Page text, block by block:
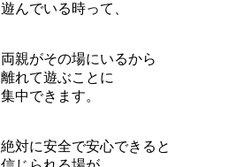
遊んでいる時って、
両親がその場にいるから
離れて遊ぶことに
集中できます。
絶対に安全で安心できると